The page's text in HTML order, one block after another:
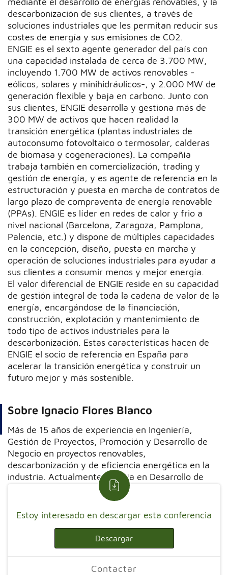
descarbonización de sus clientes, a través de
soluciones industriales que les permitan reducir sus
costes de energía y sus emisiones de CO2.
ENGIE es el sexto agente generador del país con
una capacidad instalada de cerca de 3.700 MW,
incluyendo 1.700 MW de activos renovables -
eólicos, solares y minihidráulicos-, y 2.000 MW de
generación flexible y baja en carbono. Junto con
sus clientes, ENGIE desarrolla y gestiona más de
300 MW de activos que hacen realidad la
transición energética (plantas industriales de
autoconsumo fotovoltaico o termosolar, calderas
de biomasa y cogeneraciones). La compañía
trabaja también en comercialización, trading y
gestión de energía, y es agente de referencia en la
estructuración y puesta en marcha de contratos de
largo plazo de compraventa de energía renovable
(PPAs). ENGIE es líder en redes de calor y frio a
nivel nacional (Barcelona, Zaragoza, Pamplona,
Palencia, etc.) y dispone de múltiples capacidades
en la concepción, diseño, puesta en marcha y
operación de soluciones industriales para ayudar a
sus clientes a consumir menos y mejor energía.
El valor diferencial de ENGIE reside en su capacidad
de gestión integral de toda la cadena de valor de la
energía, encargándose de la financiación,
construcción, explotación y mantenimiento de
todo tipo de activos industriales para la
descarbonización. Estas características hacen de
ENGIE el socio de referencia en España para
acelerar la transición energética y construir un
futuro mejor y más sostenible.
Sobre Ignacio Flores Blanco
Más de 15 años de experiencia en Ingeniería,
Gestión de Proyectos, Promoción y Desarrollo de
Negocio en proyectos renovables,
descarbonización y de eficiencia energética en la
industria. Actualmente trabaja en Desarrollo de
Negocio y Proyectos para la industria
Estoy interesado en descargar esta conferencia
Descargar
Contactar